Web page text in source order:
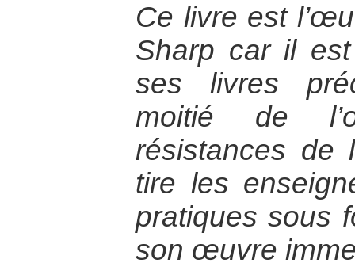
Ce livre est
Sharp car il
ses livres
moitié de
résistances de
tire les
pratiques sous
son œuvre